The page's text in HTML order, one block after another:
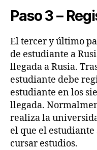
Paso 3 –
El tercer y último
de estudiante a
llegada a Rusia.
estudiante debe
estudiante en los
llegada.
realiza la
el que el
cursar estudios.